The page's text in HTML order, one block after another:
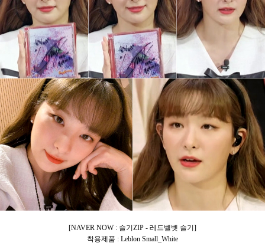
[NAVER NOW : 슬기ZIP - 레드벨벳 슬기]
착용제품 : Leblon Small_White